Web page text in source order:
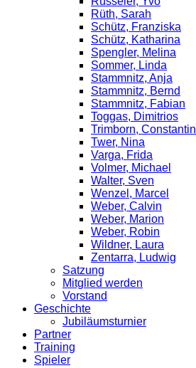
Rüth, Sarah
Schütz, Franziska
Schütz, Katharina
Spengler, Melina
Sommer, Linda
Stammnitz, Anja
Stammnitz, Bernd
Stammnitz, Fabian
Toggas, Dimitrios
Trimborn, Constantin
Twer, Nina
Varga, Frida
Volmer, Michael
Walter, Sven
Wenzel, Marcel
Weber, Calvin
Weber, Marion
Weber, Robin
Wildner, Laura
Zentarra, Ludwig
Satzung
Mitglied werden
Vorstand
Geschichte
Jubiläumsturnier
Partner
Training
Spieler